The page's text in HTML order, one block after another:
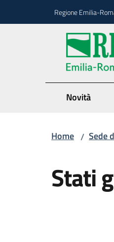
Regione Emilia-
Novità
Home / Sede
Stati